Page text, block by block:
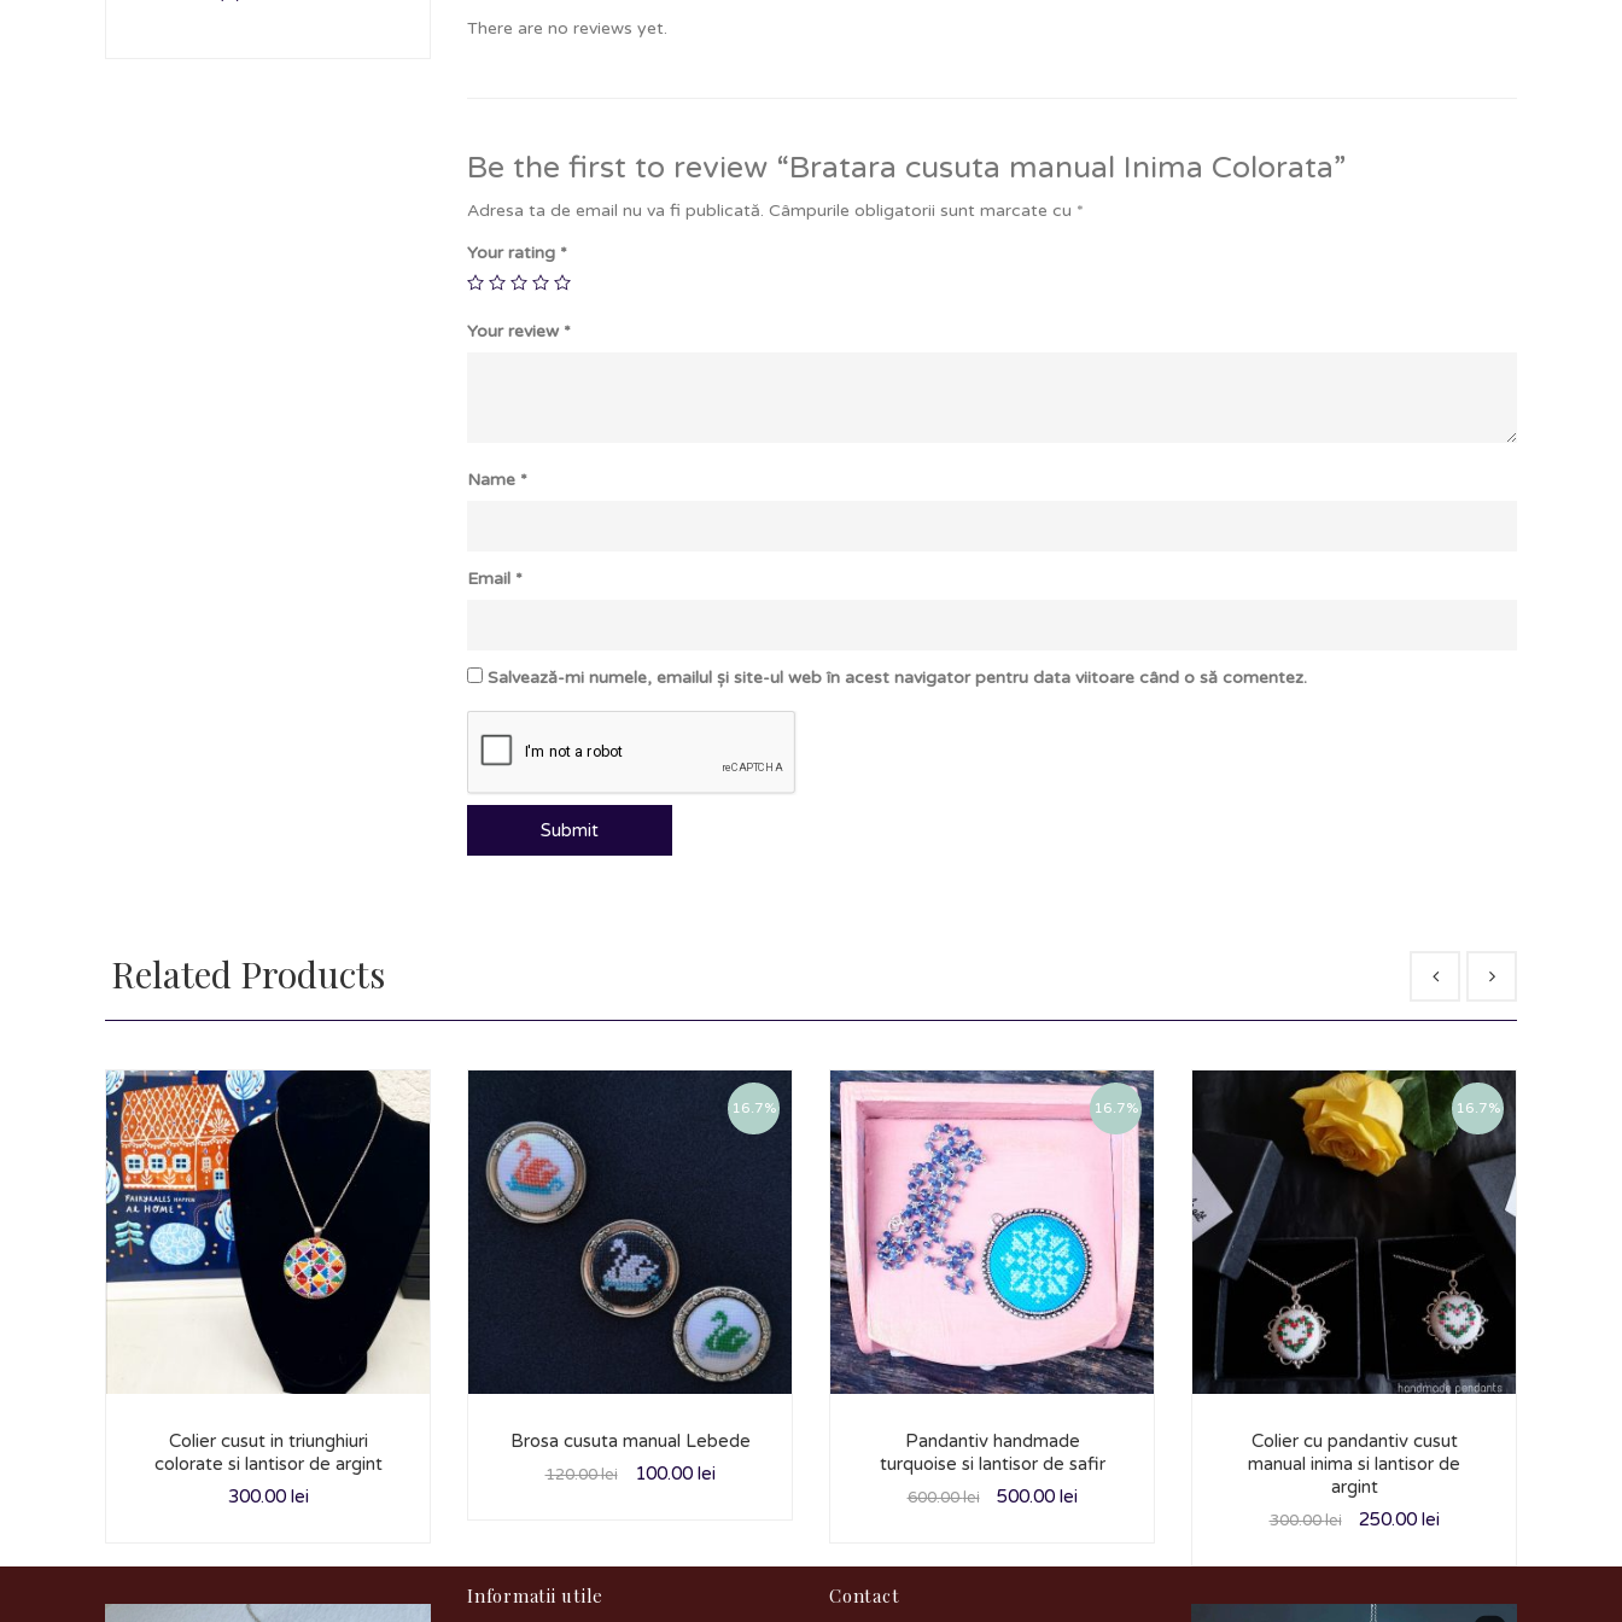
There are no reviews yet.
Be the first to review “Bratara cusuta manual Inima Colorata”
Adresa ta de email nu va fi publicată. Câmpurile obligatorii sunt marcate cu *
Your rating *
Your review *
Name *
Email *
Salvează-mi numele, emailul și site-ul web în acest navigator pentru data viitoare când o să comentez.
Related Products
Colier cusut in triunghiuri
colorate si lantisor de argint
300.00 lei
16.7%
Brosa cusuta manual Lebede
120.00lei 100.00 lei
16.7%
Pandantiv handmade
turquoise si lantisor de safir
600.00lei 500.00 lei
16.7%
Colier cu pandantiv cusut
manual inima si lantisor de
argint
300.00lei 250.00 lei
Informatii utile Contact